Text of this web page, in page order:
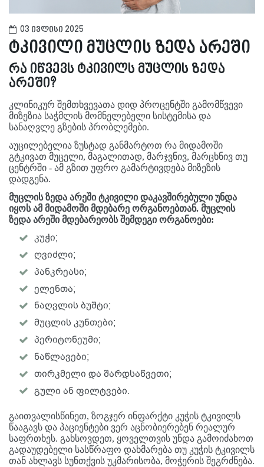
03 ივლისი 2025
ტკივილი მუცლის ზედა არეში
რა იწვევს ტკივილს მუცლის ზედა
არეში?
კლინიკურ შემთხვევათა დიდ პროცენტში გამომწვევი
მიზეზია საჭმლის მომნელებელი სისტემისა და
სანაღვლე გზების პრობლემები.
აუცილებელია ზუსტად განმარტოთ რა მიდამოში
გტკივათ მუცელი, მაგალითად, მარჯვნივ, მარცხნივ თუ
ცენტრში - ამ გზით უფრო გამარტივდება მიზეზის
დადგენა.
მუცლის ზედა არეში ტკივილი დაკავშირებული უნდა
იყოს ამ მიდამოში მდებარე ორგანოებთან. მუცლის
ზედა არეში მდებარეობს შემდეგი ორგანოები:
კუჭი;
ღვიძლი;
პანკრეასი;
ელენთა;
ნაღვლის ბუშტი;
მუცლის კუნთები;
პერიტონეუმი;
ნაწლავები;
თირკმელი და შარდსაწვეთი;
გული ან ფილტვები.
გაითვალისწინეთ, ზოგჯერ ინფარქტი კუჭის ტკივილს
წააგავს და პაციენტები ვერ აცნობიერებენ რეალურ
საფრთხეს. გახსოვდეთ, ყოველთვის უნდა გამოიძახოთ
გადაუდებელი სასწრაფო დახმარება თუ კუჭის ტკივილს
თან ახლავს სუნთქვის უკმარისობა, მოჭერის შეგრძნება.